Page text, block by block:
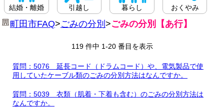
結婚・離婚 引越し 暮らし おくやみ
町田市FAQ>ごみの分別 >ごみの分別【あ行】
119 件中 1-20 番目を表示
質問：5076 延長コード（ドラムコード）や、電気製品で使
用していたケーブル類のごみの分別方法はなんですか。
質問：5039 衣類（肌着・下着も含む）のごみの分別方法は
なんですか。